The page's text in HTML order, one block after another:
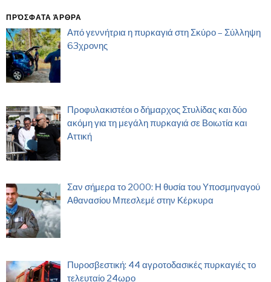
ΠΡΌΣΦΑΤΑ ΆΡΘΡΑ
Από γεννήτρια η πυρκαγιά στη Σκύρο – Σύλληψη
63χρονης
Προφυλακιστέοι ο δήμαρχος Στυλίδας και δύο
ακόμη για τη μεγάλη πυρκαγιά σε Βοιωτία και
Αττική
Σαν σήμερα το 2000: Η θυσία του Υποσμηναγού
Αθανασίου Μπεσλεμέ στην Κέρκυρα
Πυροσβεστική: 44 αγροτοδασικές πυρκαγιές το
τελευταίο 24ωρο